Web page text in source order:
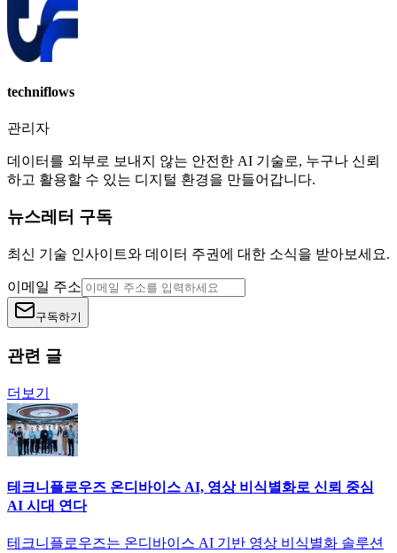
techniflows
관리자
데이터를 외부로 보내지 않는 안전한 AI 기술로, 누구나 신뢰
하고 활용할 수 있는 디지털 환경을 만들어갑니다.
뉴스레터 구독
최신 기술 인사이트와 데이터 주권에 대한 소식을 받아보세요.
이메일 주소
구독하기
관련 글
더보기
테크니플로우즈 온디바이스 AI, 영상 비식별화로 신뢰 중심
AI 시대 연다
테크니플로우즈는 온디바이스 AI 기반 영상 비식별화 솔루션